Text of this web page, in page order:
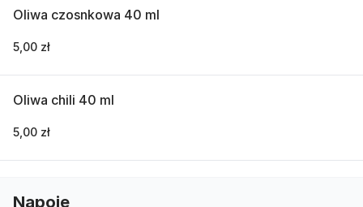
Oliwa czosnkowa 40 ml
5,00 zł
Oliwa chili 40 ml
5,00 zł
Napoje